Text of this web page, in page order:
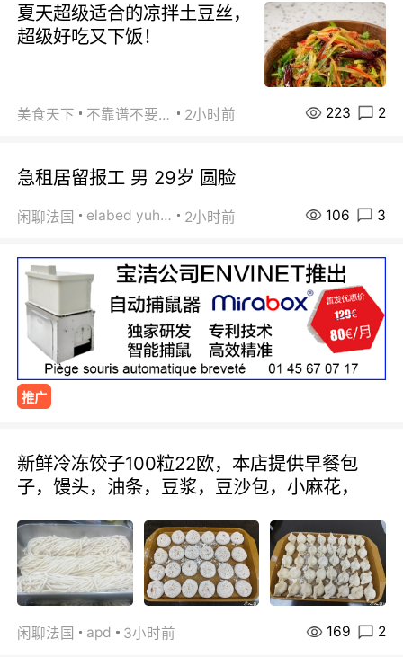
夏天超级适合的凉拌土豆丝，
超级好吃又下饭！
美食天下 不靠谱不要联系 2小时前 223 2
急租居留报工 男 29岁 圆脸
闲聊法国 elabed yuhua 2小时前 106 3
推广
新鲜冷冻饺子100粒22欧，本店提供早餐包
子，馒头，油条，豆浆，豆沙包，小麻花，
闲聊法国 apd 3小时前 169 2